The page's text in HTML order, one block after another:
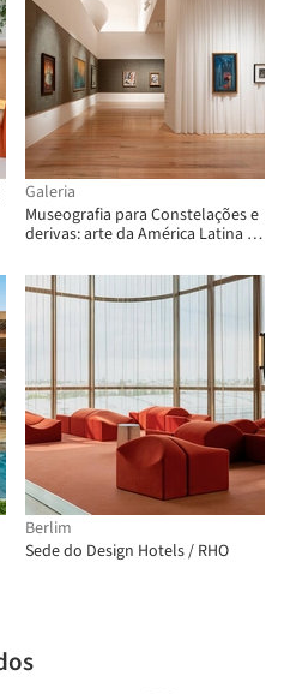
Galeria
Museografia para Constelações e
derivas: arte da América Latina na
Arquitectos + Mauricio Mesta
Arquitectos
Berlim
Sede do Design Hotels / RHO